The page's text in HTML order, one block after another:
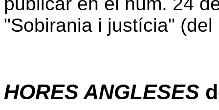
"Sobirania i justícia"
HORES ANGLESES